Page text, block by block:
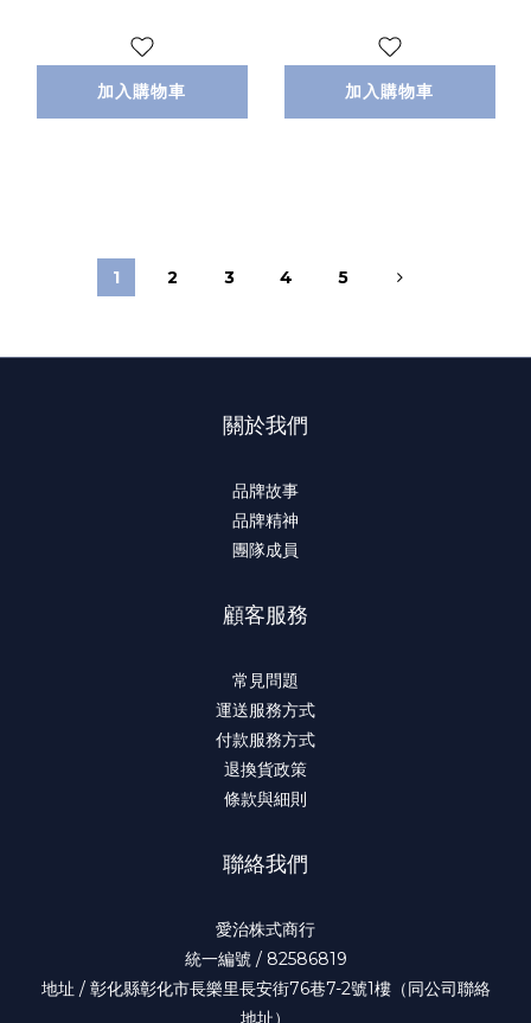
加入購物車 加入購物車
1 2 3 4 5
關於我們
品牌故事
品牌精神
團隊成員
顧客服務
常見問題
運送服務方式
付款服務方式
退換貨政策
條款與細則
聯絡我們
愛治株式商行
統一編號 / 82586819
地址 / 彰化縣彰化市長樂里長安街76巷7-2號1樓（同公司聯絡
地址）